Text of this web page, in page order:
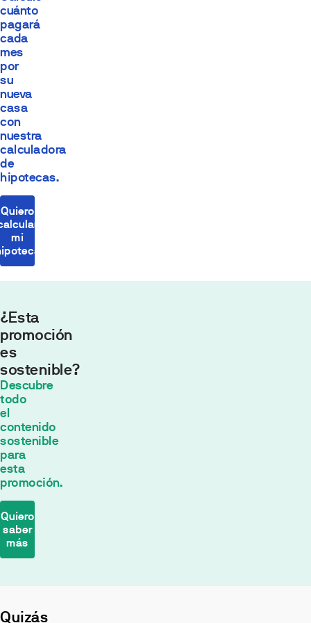
cuánto
pagará
cada
mes
por
su
nueva
casa
con
nuestra
calculadora
de
hipotecas.
Quiero
mi
Cuota
€*
2% TIN
*
El
la
¿Esta
promoción
es
sostenible?
Descubre
todo
el
contenido
sostenible
para
esta
promoción.
Quiero
saber
más
energética
Quizás